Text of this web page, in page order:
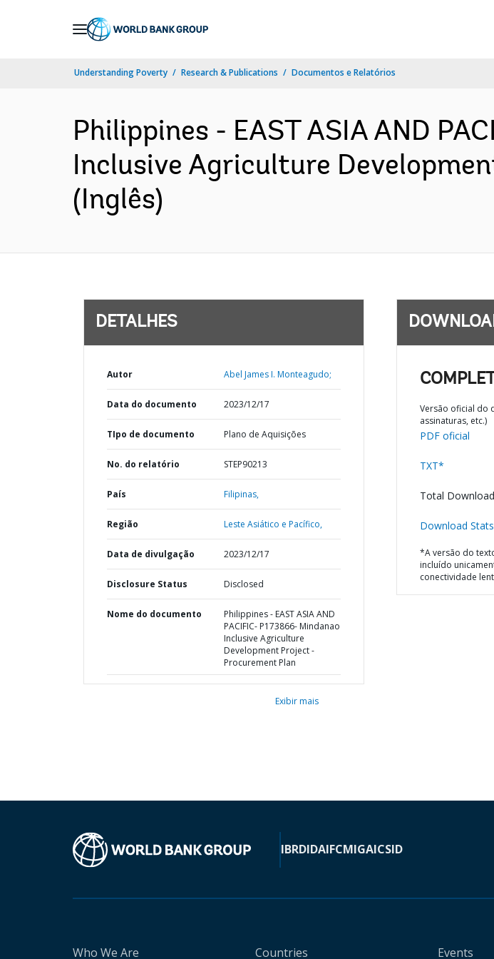
Understanding Poverty Research & Publications Documentos e Relatórios
Philippines - EAST ASIA AND
Inclusive Agriculture
(Inglês)
DETALHES
Autor Abel James I. Monteagudo;
Data do documento 2023/12/17
TIpo de documento Plano de Aquisições
No. do relatório STEP90213
País Filipinas,
Região Leste Asiático e Pacífico,
Data de divulgação 2023/12/17
Disclosure Status Disclosed
Nome do documento
Philippines - EAST ASIA AND
PACIFIC- P173866- Mindanao
Inclusive Agriculture
Development Project -
Procurement Plan
Exibir mais
Versão oficial do
assinaturas, etc.)
PDF oficial
TXT*
Total
Download Stats
*A versão do
incluído
conectividade
IBRDIDAIFCMIGAICSID
Who We Are Countries Events